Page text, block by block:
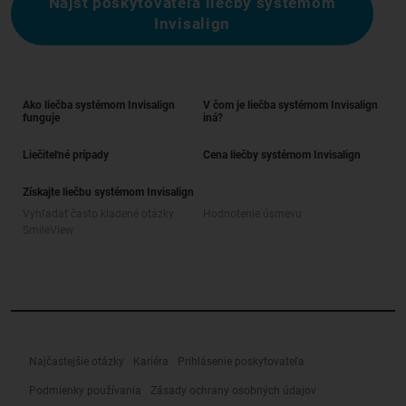
Invisalign
Ako liečba systémom Invisalign
funguje
V čom je liečba systémom Invisalign
iná?
Liečiteľné prípady Cena liečby systémom Invisalign
Získajte liečbu systémom Invisalign
Najčastejšie otázky Kariéra Prihlásenie poskytovateľa
Podmienky používania Zásady ochrany osobných údajov